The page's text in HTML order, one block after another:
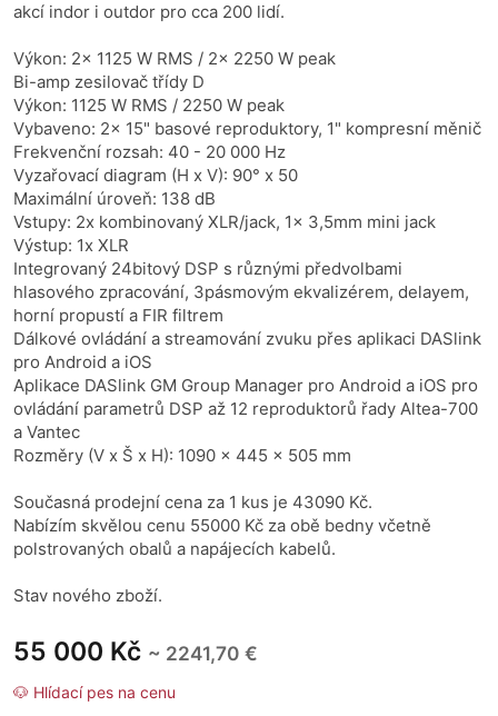
55 000 Kč ~ 2241,70 €
🐶 Hlídací pes na cenu
akcí indor i outdor pro cca 200 lidí.
Výkon: 2x 1125 W RMS / 2x 2250 W peak
Bi-amp zesilovač třídy D
Výkon: 1125 W RMS / 2250 W peak
Vybaveno: 2x 15" basové reproduktory, 1" kompresní měnič
Frekvenční rozsah: 40 - 20 000 Hz
Vyzařovací diagram (H x V): 90° x 50
Maximální úroveň: 138 dB
Vstupy: 2x kombinovaný XLR/jack, 1x 3,5mm mini jack
Výstup: 1x XLR
Integrovaný 24bitový DSP s různými předvolbami
hlasového zpracování, 3pásmovým ekvalizérem, delayem,
horní propustí a FIR filtrem
Dálkové ovládání a streamování zvuku přes aplikaci DASlink
pro Android a iOS
Aplikace DASlink GM Group Manager pro Android a iOS pro
ovládání parametrů DSP až 12 reproduktorů řady Altea-700
a Vantec
Rozměry (V x Š x H): 1090 x 445 x 505 mm
Současná prodejní cena za 1 kus je 43090 Kč.
Nabízím skvělou cenu 55000 Kč za obě bedny včetně
polstrovaných obalů a napájecích kabelů.
Stav nového zboží.